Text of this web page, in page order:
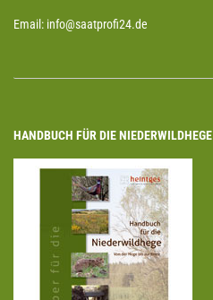
Email: info@saatprofi24.de
HANDBUCH FÜR DIE NIEDERWILDHEGE